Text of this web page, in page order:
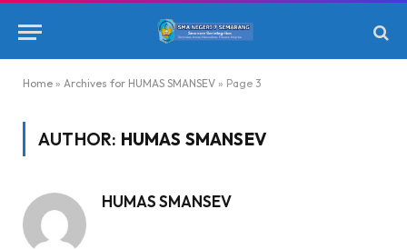
Home » Archives for HUMAS SMANSEV » Page 3
AUTHOR: HUMAS SMANSEV
HUMAS SMANSEV